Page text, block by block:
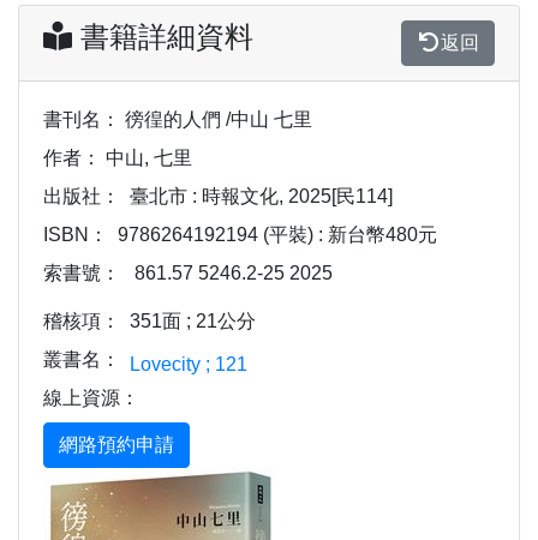
書籍詳細資料 返回
書刊名：
徬徨的人們 /中山 七里
作者：
中山, 七里
出版社：
臺北市 : 時報文化, 2025[民114]
ISBN：
9786264192194 (平裝) : 新台幣480元
索書號：
861.57 5246.2-25 2025
稽核項：
351面 ; 21公分
叢書名：
Lovecity ; 121
線上資源：